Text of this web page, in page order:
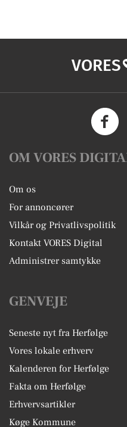
VORES
OM VORES
Om os
For annoncører
Vilkår og Privatlivspolitik
Kontakt VORES Digital
Administrer samtykke
GENVEJE
Seneste nyt fra Herfølge
Vores lokale erhverv
Kalenderen for Herfølge
Fakta om Herfølge
Erhvervsartikler
Køge Kommune